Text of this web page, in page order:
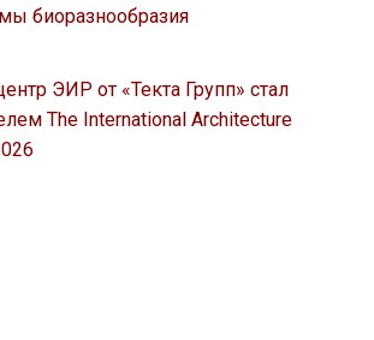
биоразнообразия
ЭИР от «Текта Групп» стал
The International Architecture